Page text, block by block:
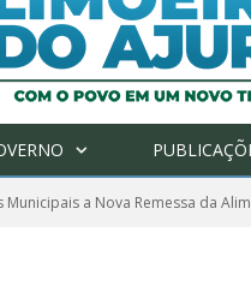
Municipais a Nova Remessa da